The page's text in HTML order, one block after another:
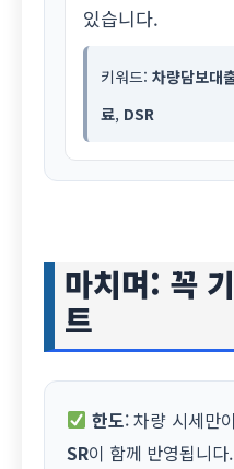
있습니다.
키워드:차량담보대
료, DSR
마치며: 꼭
트
한도: 차량 시세만
SR이 함께 반영됩니다.